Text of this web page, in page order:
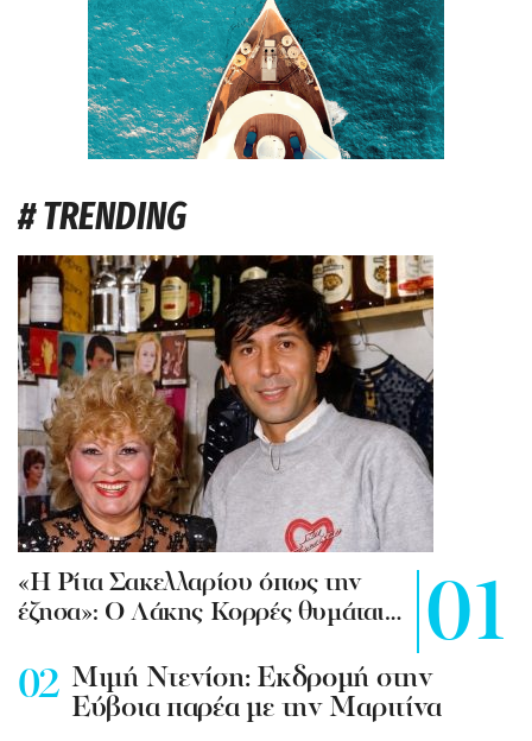
# TRENDING
«Η Ρίτα Σακελλαρίου όπως την
έζησα»: Ο Λάκης Κορρές θυμάται…
Mιμή Ντενίση: Εκδρομή στην
Εύβοια παρέα με την Μαριτίνα